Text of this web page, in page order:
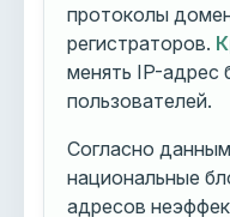
протоколы
регистраторов.
менять IP-адрес
пользователей.
Согласно
национальные
адресов